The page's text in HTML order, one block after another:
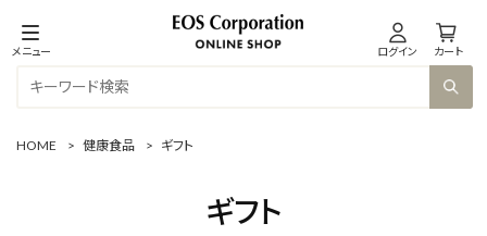
メニュー ログイン カート
HOME > 健康食品 > ギフト
ギフト